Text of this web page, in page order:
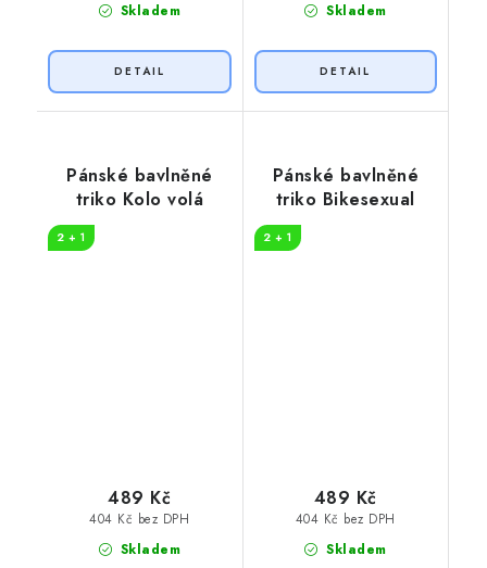
Skladem Skladem
Pánské bavlněné
triko Kolo volá
2 + 1
Skladem
404 Kč bez DPH
489 Kč
Pánské bavlněné
triko Bikesexual
2 + 1
Skladem
404 Kč bez DPH
489 Kč